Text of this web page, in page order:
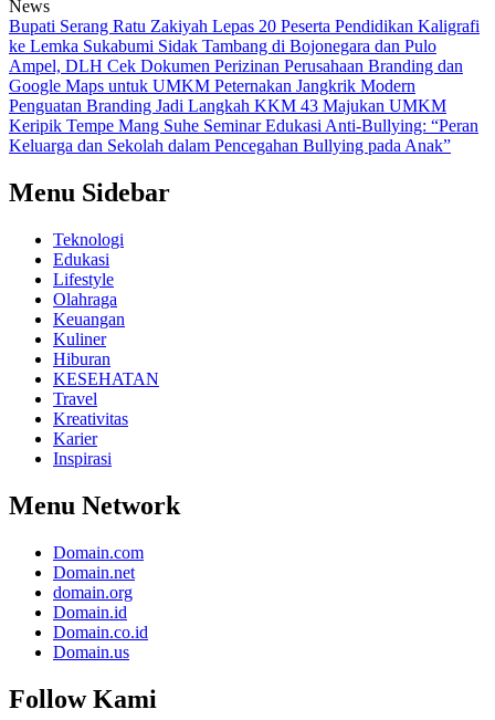
News
Bupati Serang Ratu Zakiyah Lepas 20 Peserta Pendidikan Kaligrafi
ke Lemka Sukabumi Sidak Tambang di Bojonegara dan Pulo
Ampel, DLH Cek Dokumen Perizinan Perusahaan Branding dan
Google Maps untuk UMKM Peternakan Jangkrik Modern
Penguatan Branding Jadi Langkah KKM 43 Majukan UMKM
Keripik Tempe Mang Suhe Seminar Edukasi Anti-Bullying: “Peran
Keluarga dan Sekolah dalam Pencegahan Bullying pada Anak”
Menu Sidebar
Teknologi
Edukasi
Lifestyle
Olahraga
Keuangan
Kuliner
Hiburan
KESEHATAN
Travel
Kreativitas
Karier
Inspirasi
Menu Network
Domain.com
Domain.net
domain.org
Domain.id
Domain.co.id
Domain.us
Follow Kami